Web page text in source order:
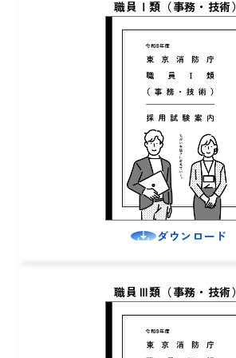
職員Ⅰ類（事務・技術）
ダウンロード
職員Ⅲ類（事務・技術）